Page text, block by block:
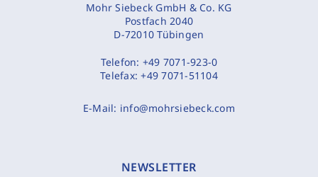
Mohr Siebeck GmbH & Co. KG
Postfach 2040
D-72010 Tübingen
Telefon: +49 7071-923-0
Telefax:+49 7071-51104
E-Mail: info@mohrsiebeck.com
NEWSLETTER